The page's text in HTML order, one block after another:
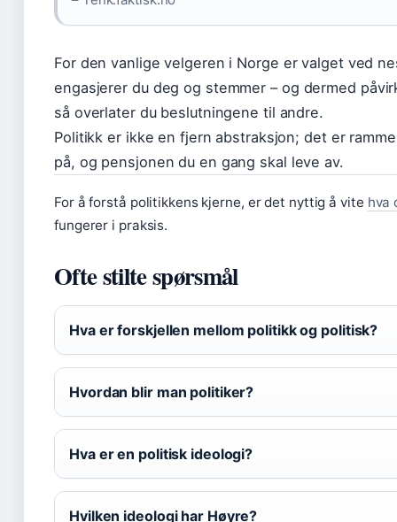
For den vanlige velgeren i Norge er valget ved
engasjerer du deg og stemmer – og dermed
så overlater du beslutningene til andre.
Politikk er ikke en fjern abstraksjon; det er
på, og pensjonen du en gang skal leve av.
For å forstå politikkens kjerne, er det nyttig å vite hva
fungerer i praksis.
Ofte stilte spørsmål
Hva er forskjellen mellom politikk og politisk?
Hvordan blir man politiker?
Hva er en politisk ideologi?
Hvilken ideologi har Høyre?